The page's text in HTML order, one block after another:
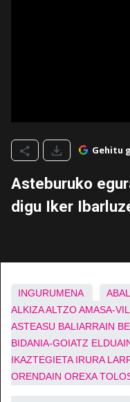
Gehitu
Asteburuko
digu Iker
INGURUMENA
ALKIZAALTZOAMASA-
ASTEASU BALIARRAIN
BIDANIA-GOIATZ
IKAZTEGIETA IRURA
ORENDAIN OREXA